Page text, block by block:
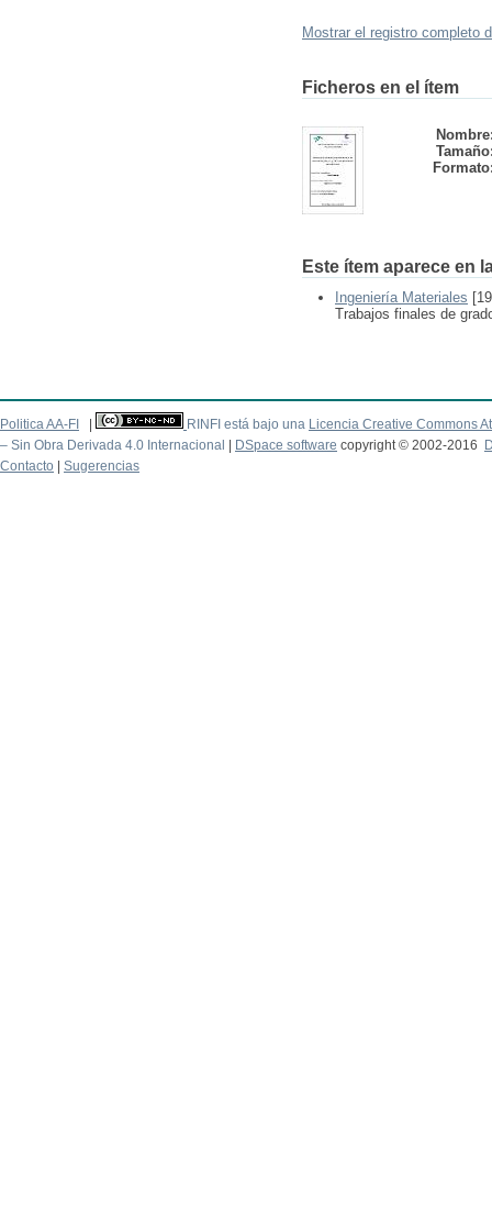
Mostrar el registro completo
Ficheros en el ítem
Este ítem aparece en
Ingeniería Materiales
Trabajos finales de
Politica AA-FI RINFI está bajo una Licencia Creative Commons
– Sin Obra Derivada 4.0 Internacional
DSpace software copyright © 2002-2016
Contacto
Sugerencias